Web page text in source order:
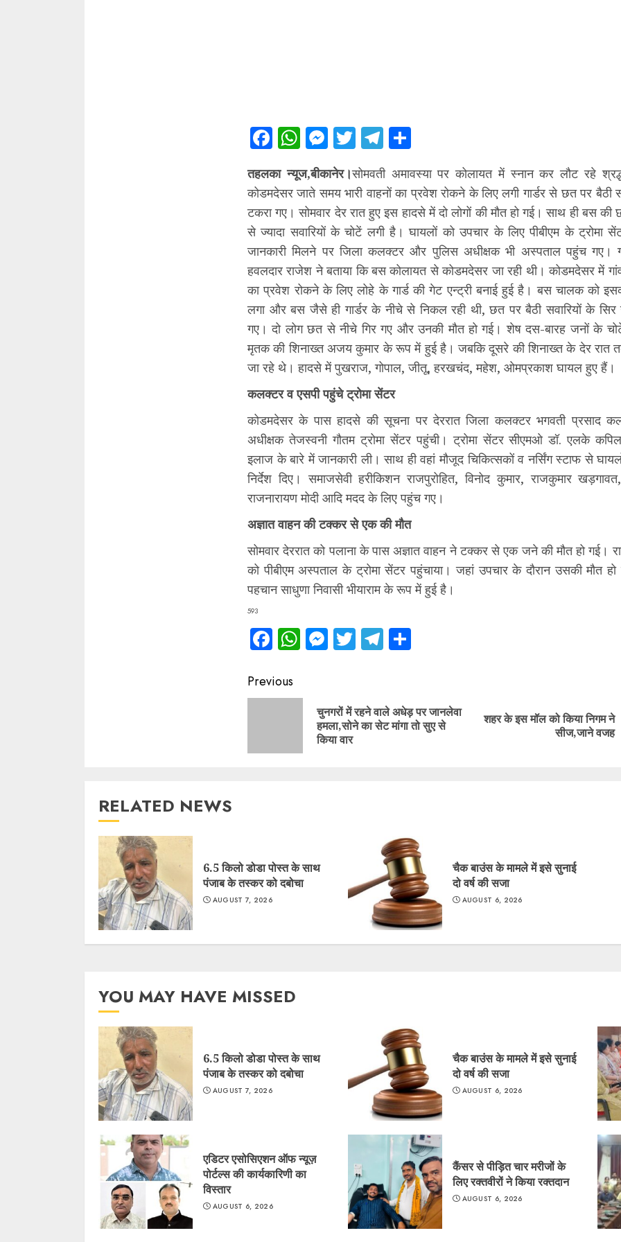
Facebook
WhatsApp
Messenger
TwitterTelegram
तहलका न्यूज,बीकानेर।सोमवती अमावस्या पर कोलायत में स्नान कर लौट रहे
कोडमदेसर जाते समय भारी वाहनों का प्रवेश रोकने के लिए लगी गार्डर से छत पर बैठी
टकरा गए। सोमवार देर रात हुए इस हादसे में दो लोगों की मौत हो गई। साथ ही बस
से ज्यादा सवारियों के चोटें लगी है। घायलों को उपचार के लिए पीबीएम के ट्रोमा
जानकारी मिलने पर जिला कलक्टर और पुलिस अधीक्षक भी अस्पताल पहुंच
हवलदार राजेश ने बताया कि बस कोलायत से कोडमदेसर जा रही थी। कोडमदेसर में गांव
का प्रवेश रोकने के लिए लोहे के गार्ड की गेट एन्ट्री बनाई हुई है। बस चालक को
लगा और बस जैसे ही गार्डर के नीचे से निकल रही थी, छत पर बैठी सवारियों के सिर
गए। दो लोग छत से नीचे गिर गए और उनकी मौत हो गई। शेष दस-बारह जनों के
मृतक की शिनाख्त अजय कुमार के रूप में हुई है। जबकि दूसरे की शिनाख्त के देर रात
जा रहे थे। हादसे में पुखराज, गोपाल, जीतू, हरखचंद, महेश, ओमप्रकाश घायल हुए हैं।
कलक्टर व एसपी पहुंचे ट्रोमा सेंटर
कोडमदेसर के पास हादसे की सूचना पर देररात जिला कलक्टर भगवती प्रसाद
अधीक्षक तेजस्वनी गौतम ट्रोमा सेंटर पहुंची। ट्रोमा सेंटर सीएमओ डॉ. एलके
इलाज के बारे में जानकारी ली। साथ ही वहां मौजूद चिकित्सकों व नर्सिंग स्टाफ से
निर्देश दिए। समाजसेवी हरीकिशन राजपुरोहित, विनोद कुमार, राजकुमार
राजनारायण मोदी आदि मदद के लिए पहुंच गए।
अज्ञात वाहन की टक्कर से एक की मौत
सोमवार देररात को पलाना के पास अज्ञात वाहन ने टक्कर से एक जने की मौत हो गई।
को पीबीएम अस्पताल के ट्रोमा सेंटर पहुंचाया। जहां उपचार के दौरान उसकी मौत
पहचान साधुणा निवासी भीयाराम के रूप में हुई है।
593
Facebook
WhatsApp
Messenger
TwitterTelegram
Continue
Reading
Previous
Previous
चुनगरों में रहने वाले अधेड़ पर जानलेवा
हमला,सोने का सेट मांगा तो सुए से
किया वार
Nextशहर के इस मॉल को किया निगम ने
सीज,जाने वजह
RELATED NEWS
6.5 किलो डोडा पोस्त के साथ
पंजाब के तस्कर को दबोचा
AUGUST 7, 2026
चैक बाउंस के मामले में इसे सुनाई
दो वर्ष की सजा
AUGUST 6, 2026
YOU MAY HAVE MISSED
6.5 किलो डोडा पोस्त के साथ
पंजाब के तस्कर को दबोचा
AUGUST 7, 2026
चैक बाउंस के मामले में इसे सुनाई
दो वर्ष की सजा
AUGUST 6, 2026
एडिटर एसोसिएशन ऑफ न्यूज़
पोर्टल्स की कार्यकारिणी का
विस्तार
AUGUST 6, 2026
कैंसर से पीड़ित चार मरीजों के
लिए रक्तवीरों ने किया रक्तदान
AUGUST 6, 2026